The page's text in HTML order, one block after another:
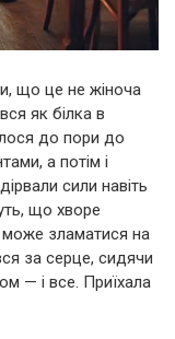
що це не жіноча
як білка в
до пори до
а потім і
сили навіть
що хворе
може зламатися на
за серце, сидячи
— і все. Приїхала